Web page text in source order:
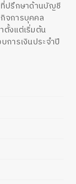
ที่ปรึกษาด้านบัญชี
จการบุคคล
ตั้งแต่เริ่มต้น
การเงินประจำปี